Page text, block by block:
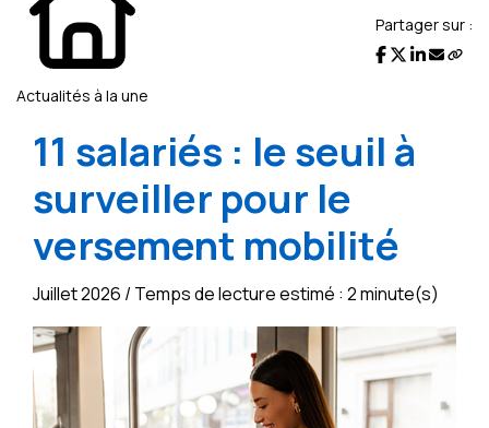
Actualités à la une
Partager sur :
11 salariés : le seuil à
surveiller pour le
versement mobilité
Juillet 2026 / Temps de lecture estimé : 2 minute(s)